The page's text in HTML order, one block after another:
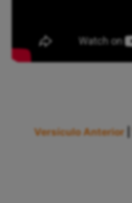
Versículo Anterior